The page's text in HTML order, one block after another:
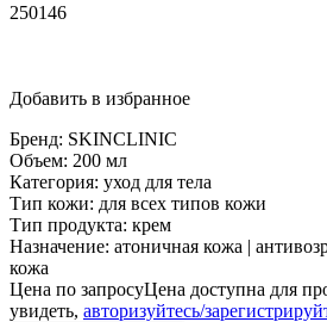
250146
Добавить в избранное
Бренд: SKINCLINIC
Объем: 200 мл
Категория: уход для тела
Тип кожи: для всех типов кожи
Тип продукта: крем
Назначение: атоничная кожа |
кожа
Цена по запросуЦена доступна для
увидеть, авторизуйтесь/